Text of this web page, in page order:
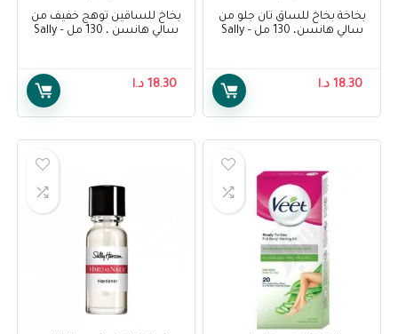
بخاخة بخاخ للساق تان جلو من
سالي هانسن، 130 مل – Sally
18.30 د.ا
بخاخ للساقين توهج خفيف من
سالي هانسن ، 130 مل – Sally
18.30 د.ا